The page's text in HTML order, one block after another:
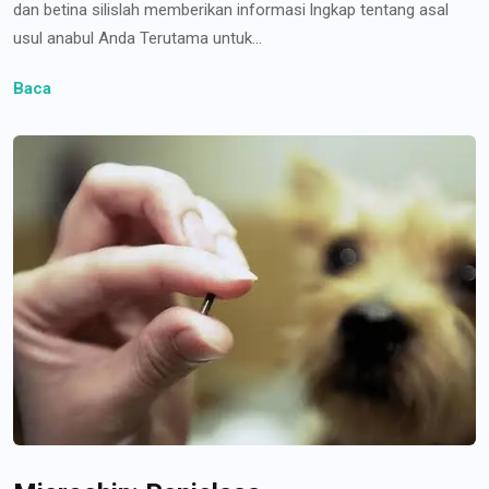
dan betina silislah memberikan informasi lngkap tentang asal
usul anabul Anda Terutama untuk...
Baca